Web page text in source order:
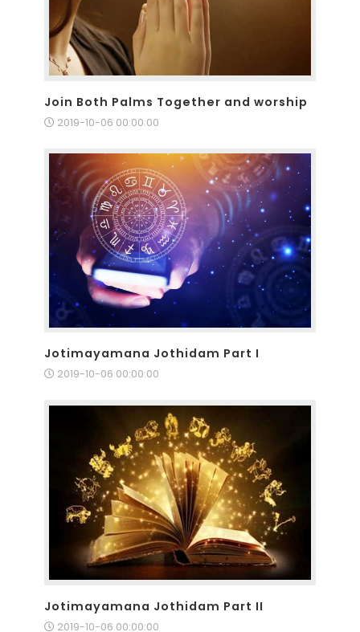
Join Both Palms Together and worship
2019-10-06 00:00:00
Jotimayamana Jothidam Part I
2019-10-06 00:00:00
Jotimayamana Jothidam Part II
2019-10-06 00:00:00